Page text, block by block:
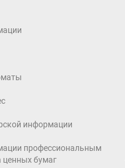
информации
профессиональным
бумаг